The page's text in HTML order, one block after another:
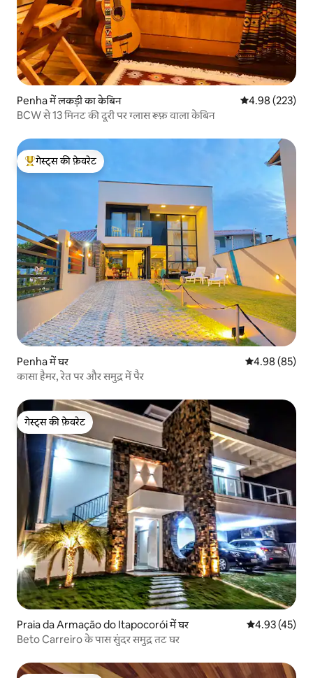
Penha में लकड़ी का केबिन औसत रेटिंग 5 में से
4.98 (223)
BCW से 13 मिनट की दूरी पर ग्लास रूफ़ वाला केबिन
गेस्ट्स का टॉप फ़ेवरेट
गेस्ट्स की फ़ेवरेट
Penha में घर औसत रेटिंग 5 में
4.98 (85)
कासा हैमर, रेत पर और समुद्र में पैर
गेस्ट्स की फ़ेवरेट
गेस्ट्स की फ़ेवरेट
Praia da Armação do Itapocorói में घर औसत रेटिंग 5 में
4.93 (45)
Beto Carreiro के पास सुंदर समुद्र तट घर